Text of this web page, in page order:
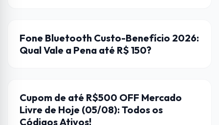
FONES DE OUVIDO
Fone Bluetooth Custo-Benefício 2026:
Qual Vale a Pena até R$ 150?
CUPONS DE DESCONTO
Cupom de até R$500 OFF Mercado
Livre de Hoje (05/08): Todos os
Códigos Ativos!